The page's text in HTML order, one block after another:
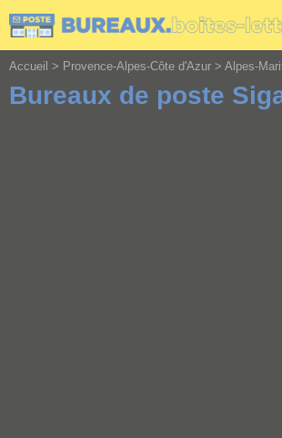
Accueil > Provence-Alpes-Côte d'Azur > Alpes-
Bureaux de poste